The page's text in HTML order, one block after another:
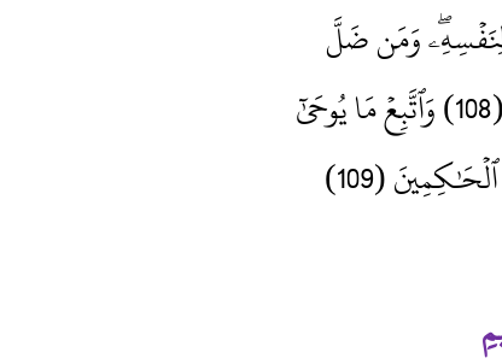
وَمَن ضَلَّ
(108) وَٱتَّبِعۡ مَا يُوحَىٰٓ
(109)